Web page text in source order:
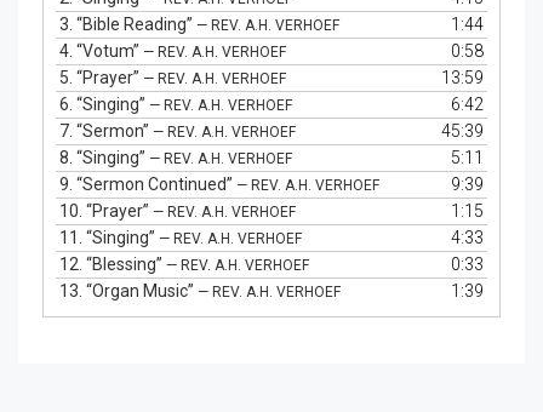
3. “Bible Reading” — REV. A.H. VERHOEF
1:44
4. “Votum” — REV. A.H. VERHOEF
0:58
5. “Prayer” — REV. A.H. VERHOEF
13:59
6. “Singing” — REV. A.H. VERHOEF
6:42
7. “Sermon” — REV. A.H. VERHOEF
45:39
8. “Singing” — REV. A.H. VERHOEF
5:11
9. “Sermon Continued” — REV. A.H. VERHOEF
9:39
10. “Prayer” — REV. A.H. VERHOEF
1:15
11. “Singing” — REV. A.H. VERHOEF
4:33
12. “Blessing” — REV. A.H. VERHOEF
0:33
13. “Organ Music” — REV. A.H. VERHOEF 1:39